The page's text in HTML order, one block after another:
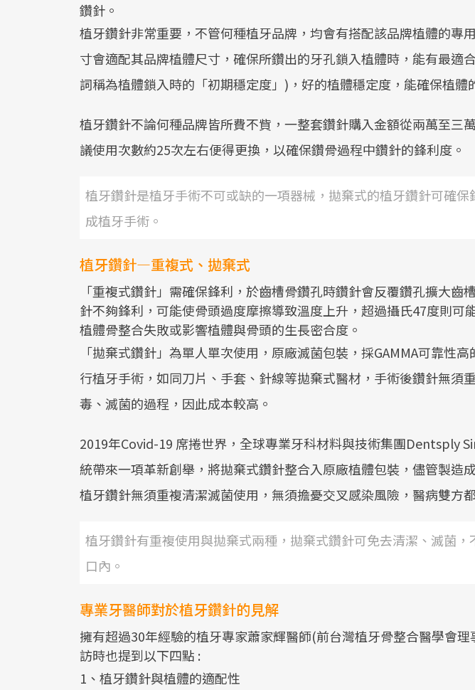
鑽針。
植牙鑽針非常重要，不管何種植牙品牌，均會有搭配該品牌植體的專
寸會適配其品牌植體尺寸，確保所鑽出的牙孔鎖入植體時，能有最適
詞稱為植體鎖入時的「初期穩定度」)，好的植體穩定度，能確保植體
植牙鑽針不論何種品牌皆所費不貲，一整套鑽針購入金額從兩萬至三
議使用次數約25次左右便得更換，以確保鑽骨過程中鑽針的鋒利度。
植牙鑽針是植牙手術不可或缺的一項器械，拋棄式的植牙鑽針可確
成植牙手術。
植牙鑽針—重複式、拋棄式
「重複式鑽針」需確保鋒利，於齒槽骨鑽孔時鑽針會反覆鑽孔擴大齒
針不夠鋒利，可能使骨頭過度摩擦導致溫度上升，超過攝氏47度則可
植體骨整合失敗或影響植體與骨頭的生長密合度。
「拋棄式鑽針」為單人單次使用，原廠滅菌包裝，採GAMMA可靠性
行植牙手術，如同刀片、手套、針線等拋棄式醫材，手術後鑽針無須
毒、滅菌的過程，因此成本較高。
2019年Covid-19 席捲世界，全球專業牙科材料與技術集團Dentsply
統帶來一項革新創舉，將拋棄式鑽針整合入原廠植體包裝，儘管製造
植牙鑽針無須重複清潔滅菌使用，無須擔憂交叉感染風險，醫病雙方
植牙鑽針有重複使用與拋棄式兩種，拋棄式鑽針可免去清潔、滅菌
口內。
專業牙醫師對於植牙鑽針的見解
擁有超過30年經驗的植牙專家蕭家輝醫師(前台灣植牙骨整合醫學會
訪時也提到以下四點 :
1、植牙鑽針與植體的適配性